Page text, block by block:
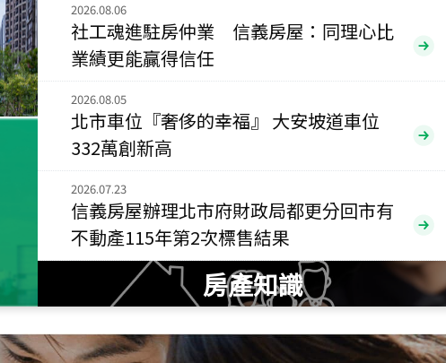
新北市永和區環河西路二段
115年07月 成交
央央 5,800萬
115年
小西華 1,938萬
115 年07月 成交
捷豹
台北市中山區長春路
115年07月 成交
十泉十美
台北市北投區光明路
總價
1,020萬
2026.08.06
社工魂進駐房仲業 信義房屋：同理心比
業績更能贏得信任
2026.08.05
北市車位『奢侈的幸福』 大安坡道車位
332萬創新高
2026.07.23
信義房屋辦理北市府財政局都更分回市有
不動產115年第2次標售結果
房產知識